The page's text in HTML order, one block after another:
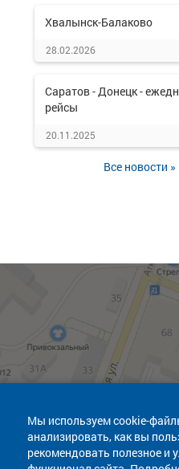
Хвалынск-Балаково
28.02.2026
Саратов - Донецк -
рейсы
20.11.2025
Все новости »
Мы используем cookie-
анализировать, как вы
рекомендовать полезное и
Техническая
8 800